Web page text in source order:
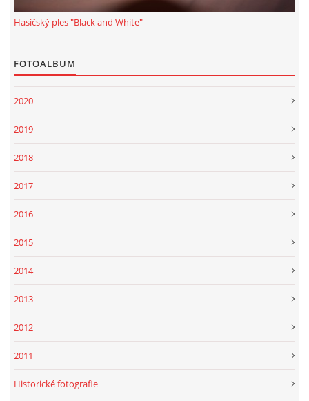
© 2025 eStránky.cz Tisk
Hasičský ples "Black and White"
FOTOALBUM
2020
2019
2018
2017
2016
2015
2014
2013
2012
2011
Historické fotografie